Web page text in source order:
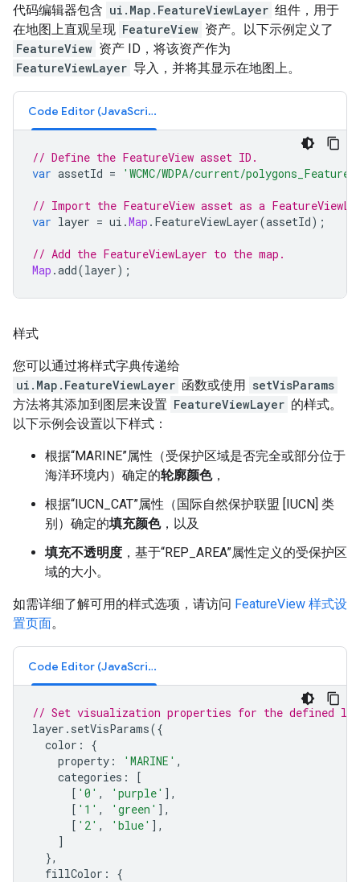
代码编辑器包含 ui.Map.FeatureViewLayer 组件，用于
在地图上直观呈现 FeatureView 资产。以下示例定义了
FeatureView 资产 ID，将该资产作为
FeatureViewLayer 导入，并将其显示在地图上。
Code Editor (JavaScript)
// Define the FeatureView asset ID.
var assetId = 'WCMC/WDPA/current/
// Import the FeatureView asset as a
var layer = ui .Map . FeatureViewLayer(assetId);
// Add the FeatureViewLayer to the map.
Map .add(layer);
样式
您可以通过将样式字典传递给
ui.Map.FeatureViewLayer 函数或使用
setVisParams
方法将其添加到图层来设置 FeatureViewLayer 的样式。
以下示例会设置以下样式：
根据“MARINE”属性（受保护区域是否完全或部分位于
海洋环境内）确定的轮廓颜色，
根据“IUCN_CAT”属性（国际自然保护联盟 [IUCN] 类
别）确定的填充颜色，以及
填充不透明度 ，基于“REP_AREA”属性定义的受保护区
域的大小。
如需详细了解可用的样式选项，请访问 FeatureView 样式设
置页面。
Code Editor (JavaScript)
// Set visualization properties for the defined
layer . setVisParams({
color :
{
property : 'MARINE' ,
categories :
[
[ '0' , 'purple' ],
[ '1' , 'green' ],
[ '2' , 'blue' ],
]
},
fillColor :
{